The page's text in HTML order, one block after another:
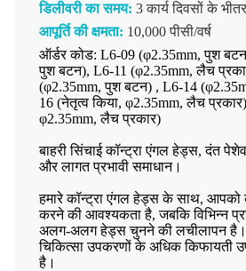
डिलीवरी का समय: 3 कार्य दिवसों के भीतर
आपूर्ति की क्षमता: 10,000 पीसी/वर्ष
ऑर्डर कोड: L6-09 (φ2.35mm, पुश
पुश बटन), L6-11 (φ2.35mm, लैच
(φ2.35mm, पुश बटन) , L6-14
16 (नेतृत्व किया, φ2.35mm, लैच
φ2.35mm, लैच प्रकार)
बाहरी सिंचाई कॉन्ट्रा एंगल हेड्स, दंत
और लागत प्रभावी समाधान।
हमारे कॉन्ट्रा एंगल हेड्स के साथ,
करने की आवश्यकता है, जबकि विभिन्न
अलग-अलग हेड्स चुनने की लचीलापन
चिकित्सा उपकरणों के अधिक किफायती
है।